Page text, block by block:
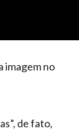
imagem no
de fato,